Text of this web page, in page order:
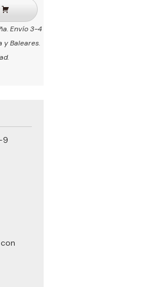
Envío 3-4
y Baleares.
9